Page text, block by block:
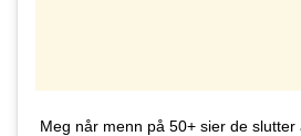
Meg når menn på 50+ sier de